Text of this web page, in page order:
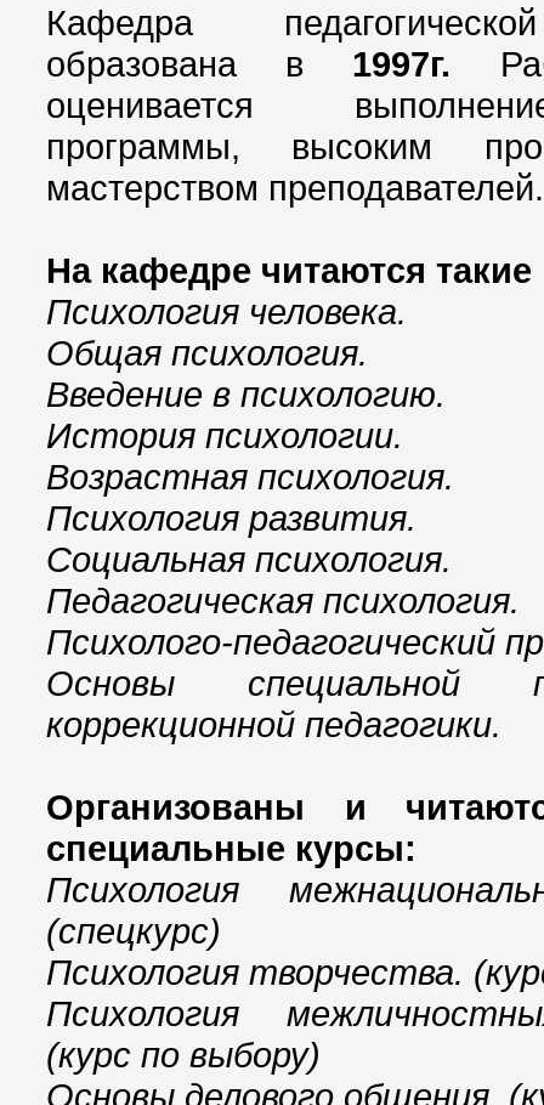
Кафедра
образована в 1997г.
оценивается
программы, высоким
мастерством преподавателей.
На кафедре читаются
Психология человека.
Общая психология.
Введение в психологию.
История психологии.
Возрастная психология.
Психология развития.
Социальная психология.
Педагогическая психология.
Психолого-педагогический
Основы специальной
коррекционной педагогики.
Организованы и
специальные курсы:
Психология
(спецкурс)
Психология творчества.
Психология
(курс по выбору)
Основы делового общения.